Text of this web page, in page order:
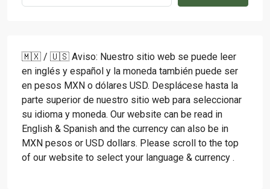
🇲🇽 / 🇺🇸 Aviso: Nuestro sitio web se puede leer
en inglés y español y la moneda también puede ser
en pesos MXN o dólares USD. Desplácese hasta la
parte superior de nuestro sitio web para seleccionar
su idioma y moneda. Our website can be read in
English & Spanish and the currency can also be in
MXN pesos or USD dollars. Please scroll to the top
of our website to select your language & currency .